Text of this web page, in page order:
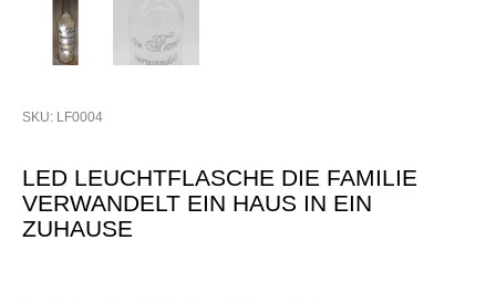
SKU: LF0004
LED LEUCHTFLASCHE DIE FAMILIE
VERWANDELT EIN HAUS IN EIN
ZUHAUSE